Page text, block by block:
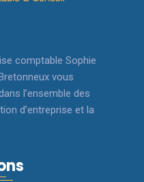
comptable Sophie
vous
l’ensemble des
d’entreprise et la